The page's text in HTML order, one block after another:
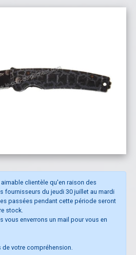
clientèle qu'en raison des
fournisseurs du jeudi 30 juillet au mardi
passées pendant cette période seront
stock.
vous enverrons un mail pour vous en
de votre compréhension.